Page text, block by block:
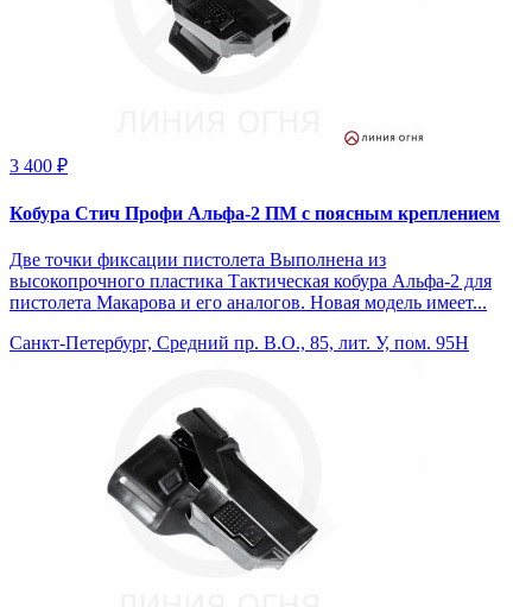
3 400 ₽
Кобура Стич Профи Альфа-2 ПМ с поясным креплением
Две точки фиксации пистолета Выполнена из
высокопрочного пластика Тактическая кобура Альфа-2 для
пистолета Макарова и его аналогов. Новая модель имеет...
Санкт-Петербург, Средний пр. В.О., 85, лит. У, пом. 95Н